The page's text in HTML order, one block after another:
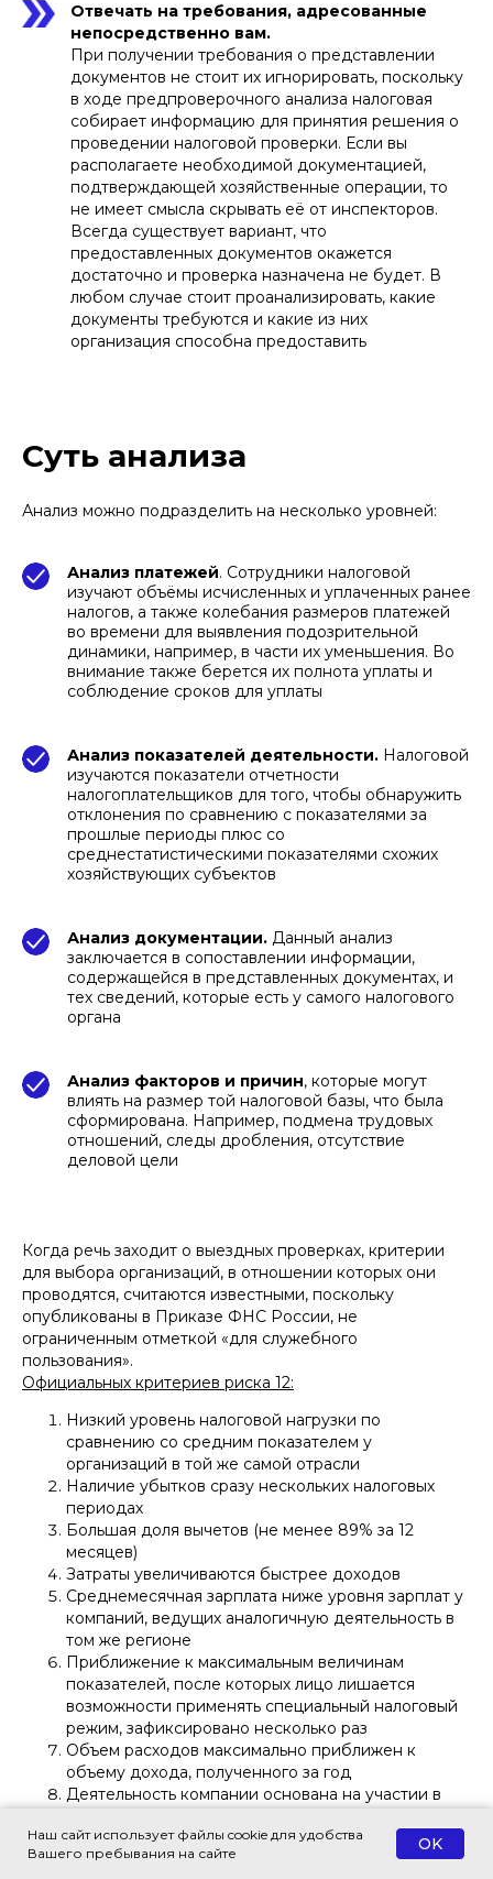
Отвечать на требования, адресованные
непосредственно вам.
При получении требования о представлении
документов не стоит их игнорировать, поскольку
в ходе предпроверочного анализа налоговая
собирает информацию для принятия решения о
проведении налоговой проверки. Если вы
располагаете необходимой документацией,
подтверждающей хозяйственные операции, то
не имеет смысла скрывать её от инспекторов.
Всегда существует вариант, что
предоставленных документов окажется
достаточно и проверка назначена не будет. В
любом случае стоит проанализировать, какие
документы требуются и какие из них
организация способна предоставить
Суть анализа
Анализ можно подразделить на несколько уровней:
Анализ платежей. Сотрудники налоговой
изучают объёмы исчисленных и уплаченных ранее
налогов, а также колебания размеров платежей
во времени для выявления подозрительной
динамики, например, в части их уменьшения. Во
внимание также берется их полнота уплаты и
соблюдение сроков для уплаты
Анализ показателей деятельности. Налоговой
изучаются показатели отчетности
налогоплательщиков для того, чтобы обнаружить
отклонения по сравнению с показателями за
прошлые периоды плюс со
среднестатистическими показателями схожих
хозяйствующих субъектов
Анализ документации. Данный анализ
заключается в сопоставлении информации,
содержащейся в представленных документах, и
тех сведений, которые есть у самого налогового
органа
Анализ факторов и причин, которые могут
влиять на размер той налоговой базы, что была
сформирована. Например, подмена трудовых
отношений, следы дробления, отсутствие
деловой цели
Когда речь заходит о выездных проверках, критерии
для выбора организаций, в отношении которых они
проводятся, считаются известными, поскольку
опубликованы в Приказе ФНС России, не
ограниченным отметкой «для служебного
пользования».
Официальных критериев риска 12:
Низкий уровень налоговой нагрузки по
сравнению со средним показателем у
организаций в той же самой отрасли
Наличие убытков сразу нескольких налоговых
периодах
Большая доля вычетов (не менее 89% за 12
месяцев)
Затраты увеличиваются быстрее доходов
Среднемесячная зарплата ниже уровня зарплат у
компаний, ведущих аналогичную деятельность в
том же регионе
Приближение к максимальным величинам
показателей, после которых лицо лишается
возможности применять специальный налоговый
режим, зафиксировано несколько раз
Объем расходов максимально приближен к
объему дохода, полученного за год
Деятельность компании основана на участии в
перекупщиками или посредниками без наличия
для этого объективных причин)
ПОДПИШИТЕСЬ НА НАШУ
РАССЫЛКУ ВАЖНЫХ
ЮРИДИЧЕСКИХ НОВОСТЕЙ
Подписаться на рассылку
Объясняем без «воды» и даем
рекомендации, что нужно делать
персональных данных
Наш сайт использует файлы cookie для удобства
Вашего пребывания на сайте
OK